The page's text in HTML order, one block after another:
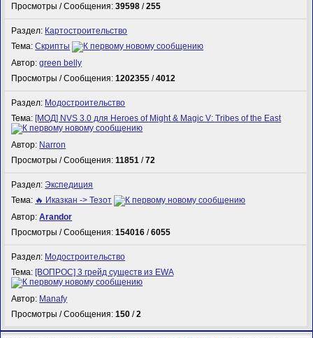
Просмотры / Сообщения:39598 /255
Раздел: Картостроительство
Тема:Скрипты
Автор:green belly
Просмотры / Сообщения:1202355 /4012
Раздел: Модостроительство
Тема: [МОД] NVS 3.0 для Heroes of Might & Magic V: Tribes of the East
Автор: Narron
Просмотры / Сообщения:11851 /72
Раздел:Экспедиция
Тема: 🔥 Иказкан -> Тезот
Автор:Arandor
Просмотры / Сообщения:154016 /6055
Раздел: Модостроительство
Тема: [ВОПРОС] 3 грейд существ из EWA
Автор: Manafy
Просмотры / Сообщения:150 /2